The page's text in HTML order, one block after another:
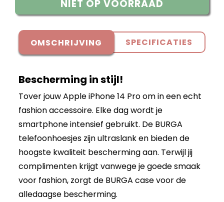
NIET OP VOORRAAD
OMSCHRIJVING SPECIFICATIES
Bescherming in stijl!
Tover jouw Apple iPhone 14 Pro om in een echt
fashion accessoire. Elke dag wordt je
smartphone intensief gebruikt. De BURGA
telefoonhoesjes zijn ultraslank en bieden de
hoogste kwaliteit bescherming aan. Terwijl jij
complimenten krijgt vanwege je goede smaak
voor fashion, zorgt de BURGA case voor de
alledaagse bescherming.